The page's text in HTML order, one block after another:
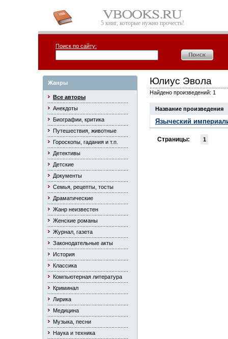
5 книг, которые нужно прочесть!
Поиск по сайту:
Жанры
Все авторы
Анекдоты
Биографии, критика
Путешествия, животные
Гороскопы, гадания и т.п.
Детективы
Детские
Документы
Семья, рецепты, тосты
Драматические
Жанр неизвестен
Женские романы
Журнал, газета
Законодательные акты
История
Классика
Компьютерная литература
Криминал
Лирика
Медицина
Музыка, песни
Наука и техника
Юлиус Эвола
Найдено произведений: 1
Название произведения
Языческий
Страницы: 1